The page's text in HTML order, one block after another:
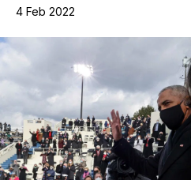
4 Feb 2022